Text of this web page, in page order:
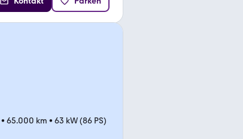
• 65.000 km • 63 kW (86 PS)